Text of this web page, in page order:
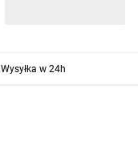
Wysyłka w 24h